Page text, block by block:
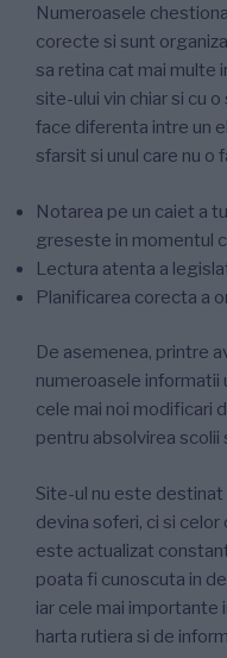
Numeroasele
corecte si sunt
sa retina cat mai multe
site-ului vin chiar si cu
face diferenta intre un
sfarsit si unul care nu o
Notarea pe un caiet a
greseste in momentul
Lectura atenta a
Planificarea corecta a
De asemenea, printre
numeroasele
cele mai noi modificari
pentru absolvirea scolii
Site-ul nu este destinat
devina soferi, ci si
este actualizat
poata fi cunoscuta in
iar cele mai
harta rutiera si de